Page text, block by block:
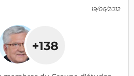
19/06/2012
+138